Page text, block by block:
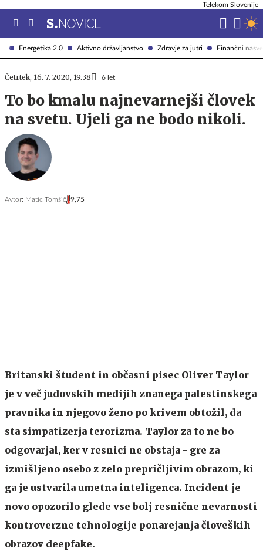
Energetika 2.0 Aktivno državljanstvo Zdravje za jutri Finančni
Telekom Slovenije
Četrtek, 16. 7. 2020, 19.38 6 let
To bo kmalu najnevarnejši človek
na svetu. Ujeli ga ne bodo nikoli.
Avtor: Matic Tomšič 9,75
Britanski študent in občasni pisec Oliver Taylor
je v več judovskih medijih znanega palestinskega
pravnika in njegovo ženo po krivem obtožil, da
sta simpatizerja terorizma. Taylor za to ne bo
odgovarjal, ker v resnici ne obstaja - gre za
izmišljeno osebo z zelo prepričljivim obrazom, ki
ga je ustvarila umetna inteligenca. Incident je
novo opozorilo glede vse bolj resnične nevarnosti
kontroverzne tehnologije ponarejanja človeških
obrazov deepfake.